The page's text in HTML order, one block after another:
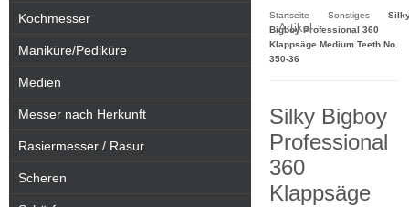
Artikel
Startseite Sonstiges
Bigboy Professional 360
Klappsäge Medium Teeth No.
350-36
Silky Bigboy
Professional
360
Klappsäge
Kochmesser
Maniküre/Pediküre
Medien
Messer nach Herkunft
Rasiermesser / Rasur
Scheren